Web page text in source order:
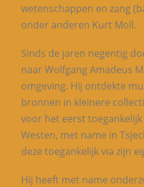
wetenschappen en zang
onder anderen Kurt Moll.
Sinds de jaren negentig
naar Wolfgang Amadeus
omgeving. Hij ontdekte
bronnen in kleinere
voor het eerst
Westen, met name in
deze toegankelijk via zijn
Hij heeft met name